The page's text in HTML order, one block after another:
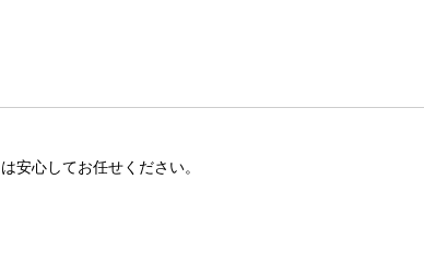
安心してお任せください。